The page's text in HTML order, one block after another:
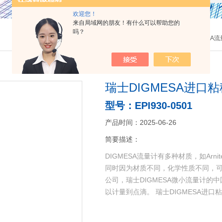
欢迎您！
来自局域网的朋友！有什么可以帮助您的
吗？
DIGMESA
瑞士DIGMESA进口
型号：EPI930-0501
产品时间：2025-06-26
简要描述：
DIGMESA流量计有多种材质，如
同时因为材质不同，化学性质不同，
公司，瑞士DIGMESA微小流量计的
以计量到点滴。 瑞士DIGMESA进口